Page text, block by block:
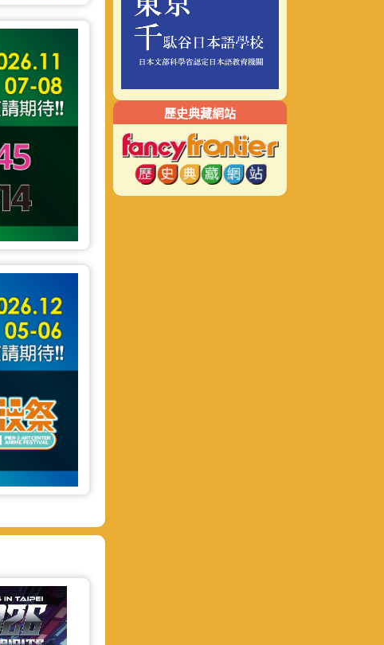
歷史典藏網站